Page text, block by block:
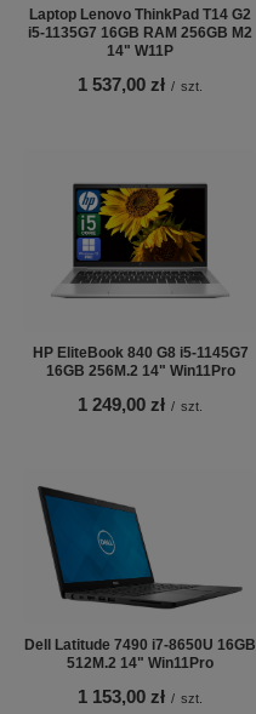
Laptop Lenovo ThinkPad T14 G2
i5-1135G7 16GB RAM 256GB M2
14" W11P
1 537,00 zł / szt.
HP EliteBook 840 G8 i5-1145G7
16GB 256M.2 14" Win11Pro
1 249,00 zł / szt.
Dell Latitude 7490 i7-8650U 16GB
512M.2 14" Win11Pro
1 153,00 zł / szt.